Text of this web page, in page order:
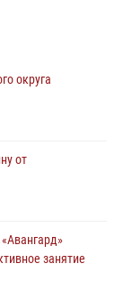
ЗАДЕРЖАНО 23
округа
в
округа
от
занятие